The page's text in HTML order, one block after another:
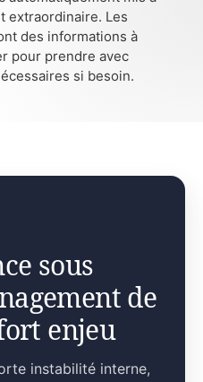
extraordinaire. Les
des informations à
pour prendre avec
si besoin.
sous
de
enjeu
instabilité interne,